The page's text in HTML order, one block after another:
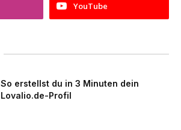
YouTube
So erstellst du in 3 Minuten dein
Lovalio.de-Profil